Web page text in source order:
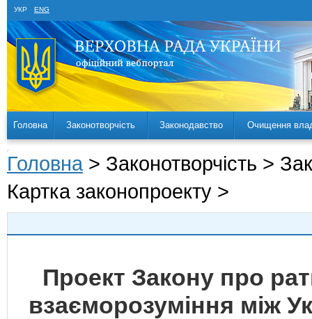
УКР ENG
Головна Законотворчість Законодавство Очищення
Головна > Законотворчість >
Картка законопроекту >
Проект Закону про
взаєморозуміння між